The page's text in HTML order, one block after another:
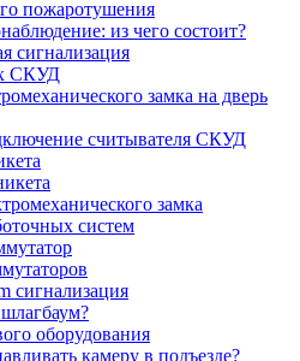
пожаротушения
из чего состоит?
сигнализация
СКУД
замка на дверь
считывателя СКУД
замка
систем
сигнализация
оборудования
камеру в подъезде?